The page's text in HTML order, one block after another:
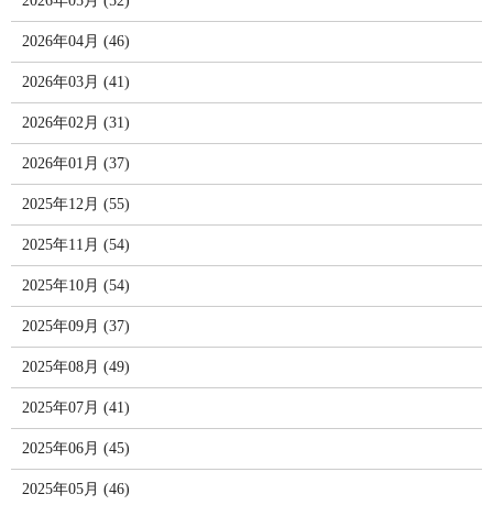
2026年04月 (46)
2026年03月 (41)
2026年02月 (31)
2026年01月 (37)
2025年12月 (55)
2025年11月 (54)
2025年10月 (54)
2025年09月 (37)
2025年08月 (49)
2025年07月 (41)
2025年06月 (45)
2025年05月 (46)